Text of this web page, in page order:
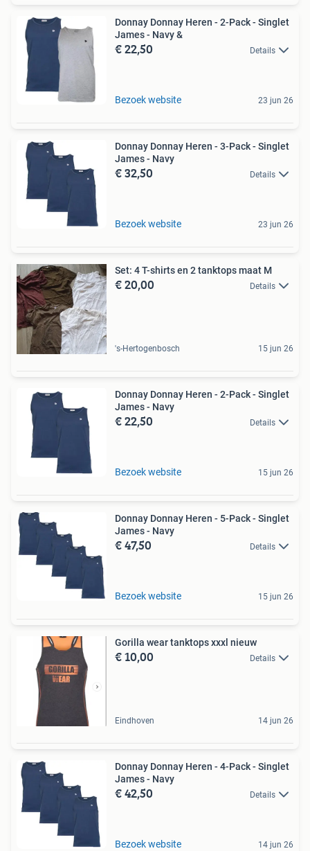
Donnay Donnay Heren - 2-Pack - Singlet
James - Navy &
€ 22,50 Details
Bezoek website 23 jun 26
Donnay Donnay Heren - 3-Pack - Singlet
James - Navy
€ 32,50 Details
Bezoek website 23 jun 26
Set: 4 T-shirts en 2 tanktops maat M
€ 20,00 Details
's-Hertogenbosch 15 jun 26
Donnay Donnay Heren - 2-Pack - Singlet
James - Navy
€ 22,50 Details
Bezoek website 15 jun 26
Donnay Donnay Heren - 5-Pack - Singlet
James - Navy
€ 47,50 Details
Bezoek website 15 jun 26
Gorilla wear tanktops xxxl nieuw
€ 10,00 Details
Eindhoven 14 jun 26
Donnay Donnay Heren - 4-Pack - Singlet
James - Navy
€ 42,50 Details
Bezoek website 14 jun 26